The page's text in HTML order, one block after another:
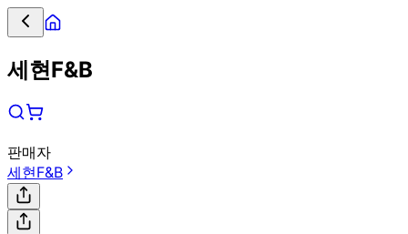
세현F&B
판매자
세현F&B